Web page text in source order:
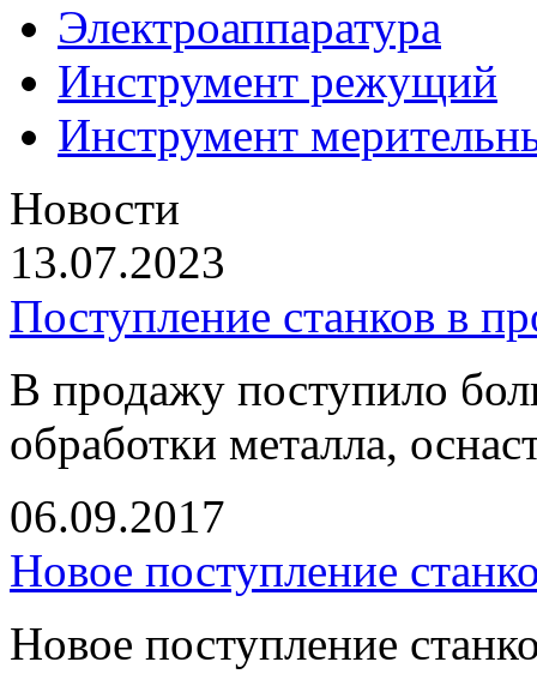
Электроаппаратура
Инструмент режущий
Инструмент
Новости
13.07.2023
Поступление станков в
В продажу поступило
обработки металла,
06.09.2017
Новое поступление
Новое поступление